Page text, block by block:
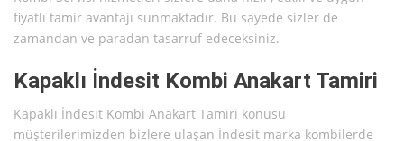
fiyatlı tamir avantajı sunmaktadır. Bu sayede sizler de
zamandan ve paradan tasarruf edeceksiniz.
Kapaklı İndesit Kombi Anakart Tamiri
Kapaklı İndesit Kombi Anakart Tamiri konusu
müşterilerimizden bizlere ulaşan İndesit marka kombilerde